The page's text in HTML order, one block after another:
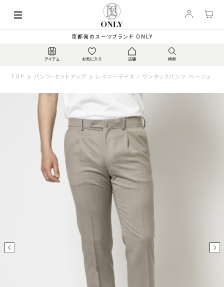
京都発のスーツブランド ONLY
TOP パンツ・セットアップ レイニーデイズ / ワンタックパンツ ベージュ 無